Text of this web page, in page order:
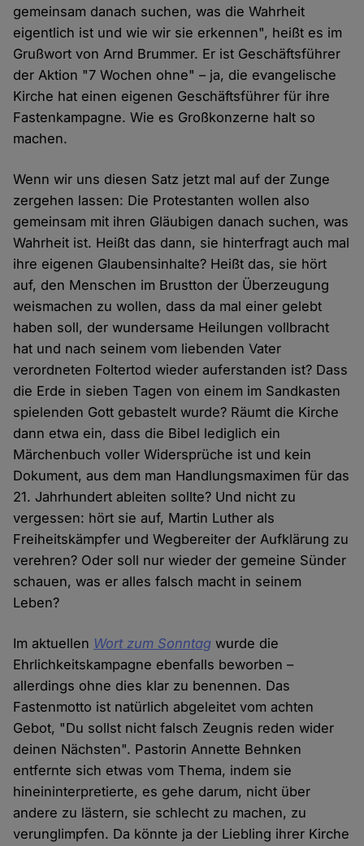
gemeinsam danach suchen, was die Wahrheit
eigentlich ist und wie wir sie erkennen", heißt es im
Grußwort von Arnd Brummer. Er ist Geschäftsführer
der Aktion "7 Wochen ohne" – ja, die evangelische
Kirche hat einen eigenen Geschäftsführer für ihre
Fastenkampagne. Wie es Großkonzerne halt so
machen.
Wenn wir uns diesen Satz jetzt mal auf der Zunge
zergehen lassen: Die Protestanten wollen also
gemeinsam mit ihren Gläubigen danach suchen, was
Wahrheit ist. Heißt das dann, sie hinterfragt auch mal
ihre eigenen Glaubensinhalte? Heißt das, sie hört
auf, den Menschen im Brustton der Überzeugung
weismachen zu wollen, dass da mal einer gelebt
haben soll, der wundersame Heilungen vollbracht
hat und nach seinem vom liebenden Vater
verordneten Foltertod wieder auferstanden ist? Dass
die Erde in sieben Tagen von einem im Sandkasten
spielenden Gott gebastelt wurde? Räumt die Kirche
dann etwa ein, dass die Bibel lediglich ein
Märchenbuch voller Widersprüche ist und kein
Dokument, aus dem man Handlungsmaximen für das
21. Jahrhundert ableiten sollte? Und nicht zu
vergessen: hört sie auf, Martin Luther als
Freiheitskämpfer und Wegbereiter der Aufklärung zu
verehren? Oder soll nur wieder der gemeine Sünder
schauen, was er alles falsch macht in seinem
Leben?
Im aktuellen Wort zum Sonntag wurde die
Ehrlichkeitskampagne ebenfalls beworben –
allerdings ohne dies klar zu benennen. Das
Fastenmotto ist natürlich abgeleitet vom achten
Gebot, "Du sollst nicht falsch Zeugnis reden wider
deinen Nächsten". Pastorin Annette Behnken
entfernte sich etwas vom Thema, indem sie
hineininterpretierte, es gehe darum, nicht über
andere zu lästern, sie schlecht zu machen, zu
verunglimpfen. Da könnte ja der Liebling ihrer Kirche